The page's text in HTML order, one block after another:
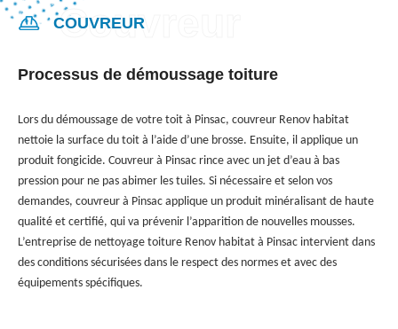
COUVREUR
Processus de démoussage toiture
Lors du démoussage de votre toit à Pinsac, couvreur Renov habitat
nettoie la surface du toit à l’aide d’une brosse. Ensuite, il applique un
produit fongicide. Couvreur à Pinsac rince avec un jet d’eau à bas
pression pour ne pas abimer les tuiles. Si nécessaire et selon vos
demandes, couvreur à Pinsac applique un produit minéralisant de haute
qualité et certifié, qui va prévenir l’apparition de nouvelles mousses.
L’entreprise de nettoyage toiture Renov habitat à Pinsac intervient dans
des conditions sécurisées dans le respect des normes et avec des
équipements spécifiques.